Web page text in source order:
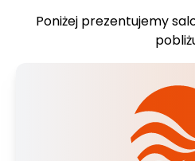
Poniżej prezentujemy